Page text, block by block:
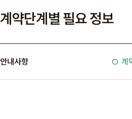
계약단계별 필요 정보
안내사항 ○ 계